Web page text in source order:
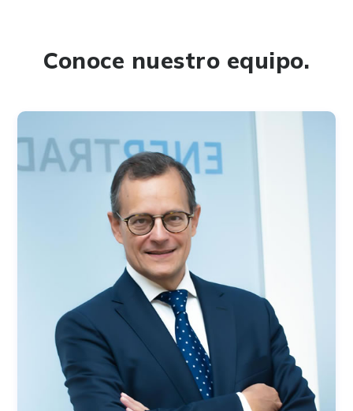
Conoce nuestro equipo.